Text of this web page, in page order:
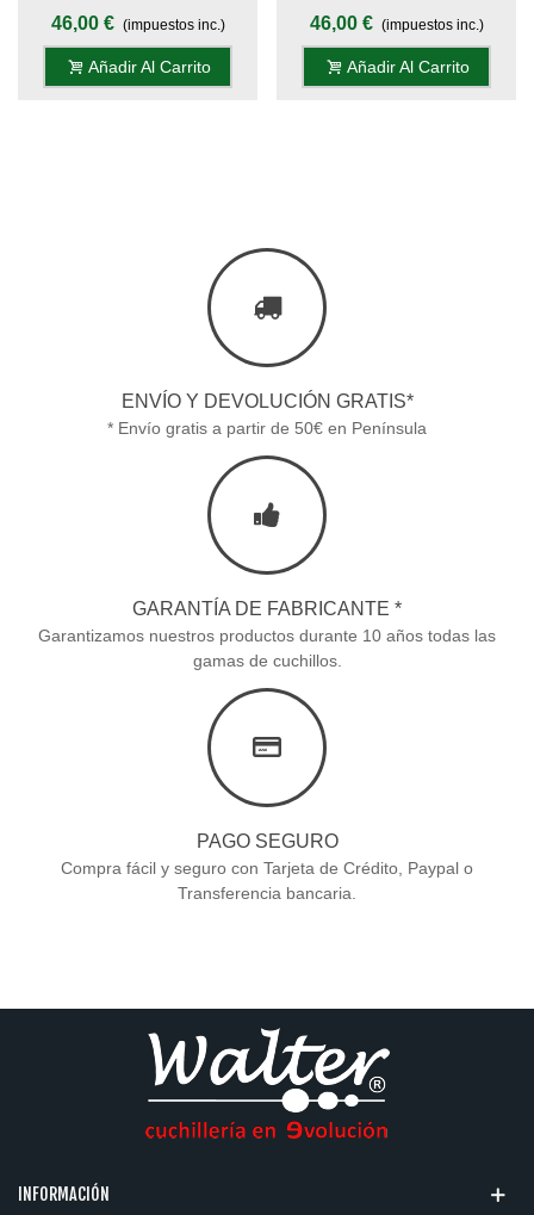
20 Cm Titanio Oro - Mango
46,00 € (impuestos inc.)
Añadir Al Carrito
20 Cm Titanio Oro - Mango
46,00 € (impuestos inc.)
Añadir Al Carrito
ENVÍO Y DEVOLUCIÓN GRATIS*
* Envío gratis a partir de 50€ en Península
GARANTÍA DE FABRICANTE *
Garantizamos nuestros productos durante 10 años todas las
gamas de cuchillos.
PAGO SEGURO
Compra fácil y seguro con Tarjeta de Crédito, Paypal o
Transferencia bancaria.
INFORMACIÓN